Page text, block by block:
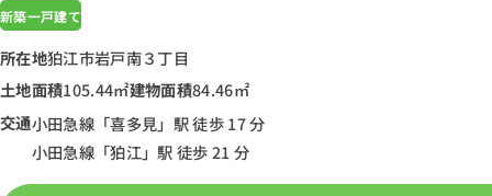
新築一戸建て
所在地狛江市岩戸南３丁目
土地面積105.44㎡建物面積84.46㎡
交通小田急線「喜多見」駅 徒歩 17 分
小田急線「狛江」駅 徒歩 21 分